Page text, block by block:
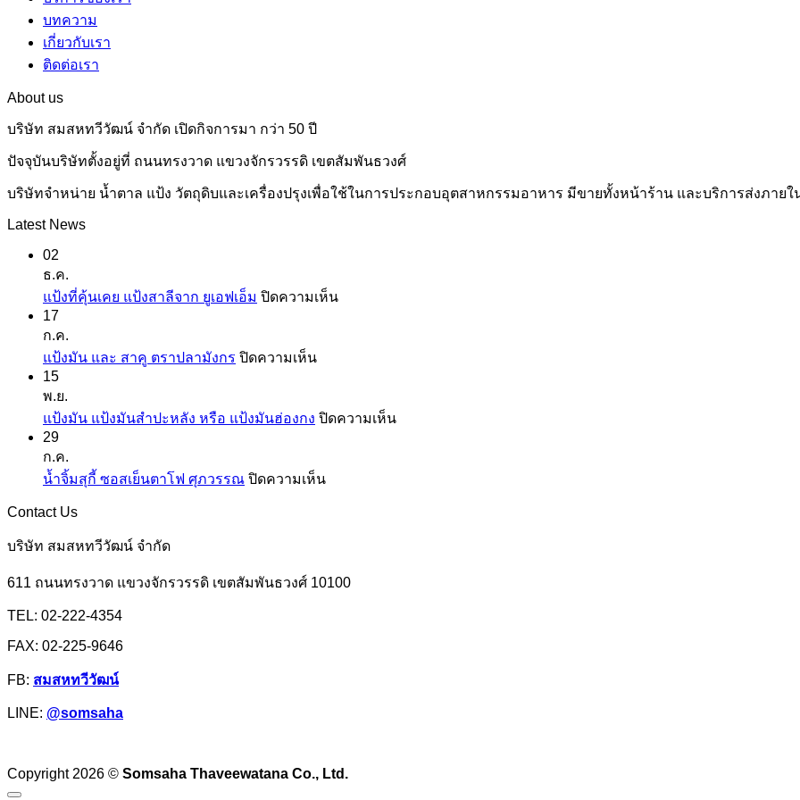
บทความ
เกี่ยวกับเรา
ติดต่อเรา
About us
บริษัท สมสหทวีวัฒน์ จำกัด เปิดกิจการมา กว่า 50 ปี
ปัจจุบันบริษัทตั้งอยู่ที่ ถนนทรงวาด แขวงจักรวรรดิ เขตสัมพันธวงศ์
บริษัทจำหน่าย น้ำตาล แป้ง วัตถุดิบและเครื่องปรุงเพื่อใช้ในการประกอบอุตสาหกรรมอาหาร มีขายทั้งหน้าร้าน และบริการส่งภา
Latest News
02
ธ.ค.
แป้งที่คุ้นเคย แป้งสาลีจาก ยูเอฟเอ็ม ปิดความเห็นบน
17
ก.ค.
แป้งมัน และ สาคู ตราปลามังกร ปิดความเห็นบน
และ
15
พ.ย.
แป้งมัน แป้งมันสำปะหลัง หรือ แป้งมันฮ่องกง ปิดความเห็นบน
29
ก.ค.
น้ำจิ้มสุกี้ ซอสเย็นตาโฟ ศุภวรรณ ปิดความเห็นบน
ซอส
Contact Us
บริษัท สมสหทวีวัฒน์ จำกัด
611 ถนนทรงวาด แขวงจักรวรรดิ เขตสัมพันธวงศ์ 10100
TEL: 02-222-4354
FAX: 02-225-9646
FB: สมสหทวีวัฒน์
LINE: @somsaha
Copyright 2026 © Somsaha Thaveewatana Co., Ltd.